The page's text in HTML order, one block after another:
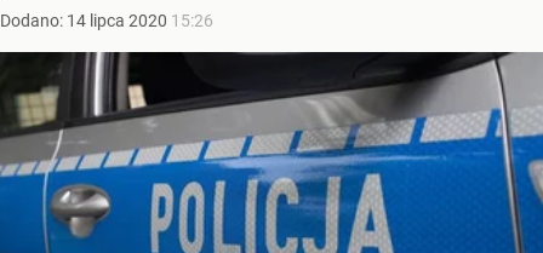
Dodano: 14 lipca 2020 15:26